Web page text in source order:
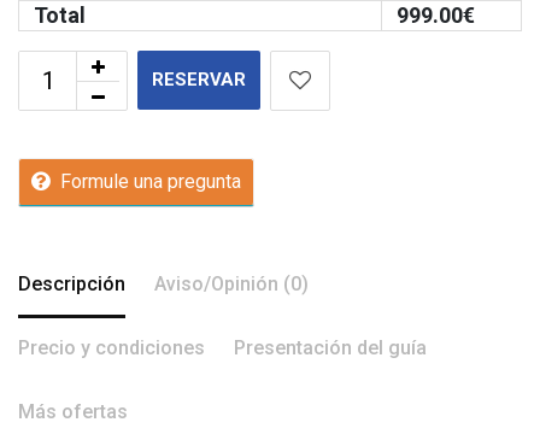
Total
999.00€
RESERVAR
Formule una pregunta
Descripción Aviso/Opinión (0)
Precio y condiciones Presentación del guía
Más ofertas